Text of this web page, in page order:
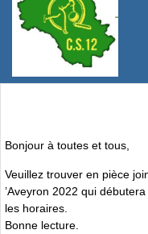
Bonjour à toutes et tous,
Veuillez trouver en pièce
’Aveyron 2022 qui
les horaires.
Bonne lecture.